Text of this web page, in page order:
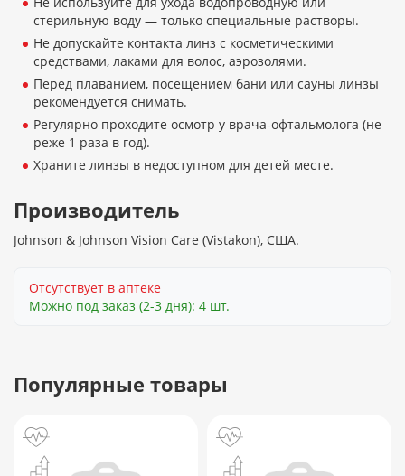
стерильную воду — только специальные растворы.
Не допускайте контакта линз с косметическими
средствами, лаками для волос, аэрозолями.
Перед плаванием, посещением бани или сауны линзы
рекомендуется снимать.
Регулярно проходите осмотр у врача-офтальмолога (не
реже 1 раза в год).
Храните линзы в недоступном для детей месте.
Производитель
Johnson & Johnson Vision Care (Vistakon), США.
Отсутствует в аптеке
Можно под заказ (2-3 дня): 4 шт.
Популярные товары